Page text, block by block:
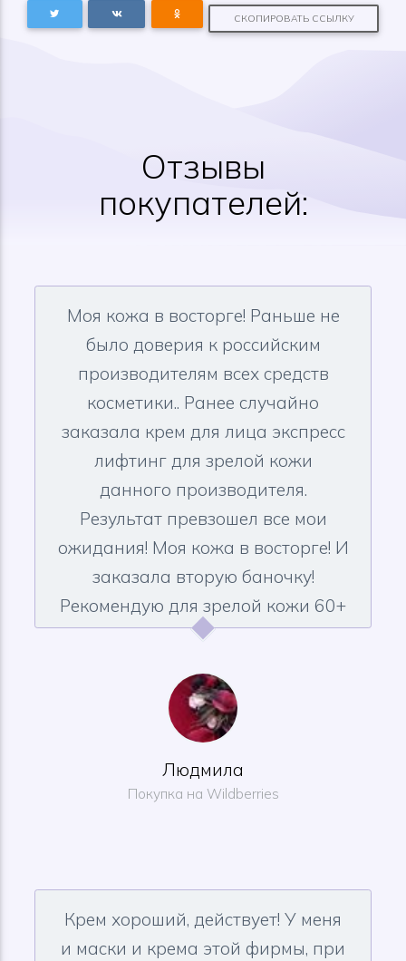
СКОПИРОВАТЬ ССЫЛКУ
Отзывы
покупателей:
Моя кожа в восторге! Раньше не
было доверия к российским
производителям всех средств
косметики.. Ранее случайно
заказала крем для лица экспресс
лифтинг для зрелой кожи
данного производителя.
Результат превзошел все мои
ожидания! Моя кожа в восторге! И
заказала вторую баночку!
Рекомендую для зрелой кожи 60+
Людмила
Покупка на Wildberries
Крем хороший, действует! У меня
и маски и крема этой фирмы, при